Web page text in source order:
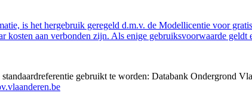
is het hergebruik geregeld d.m.v. de Modellicentie voor
kosten aan verbonden zijn. Als enige gebruiksvoorwaarde geldt
gebruikt te worden: Databank Ondergrond